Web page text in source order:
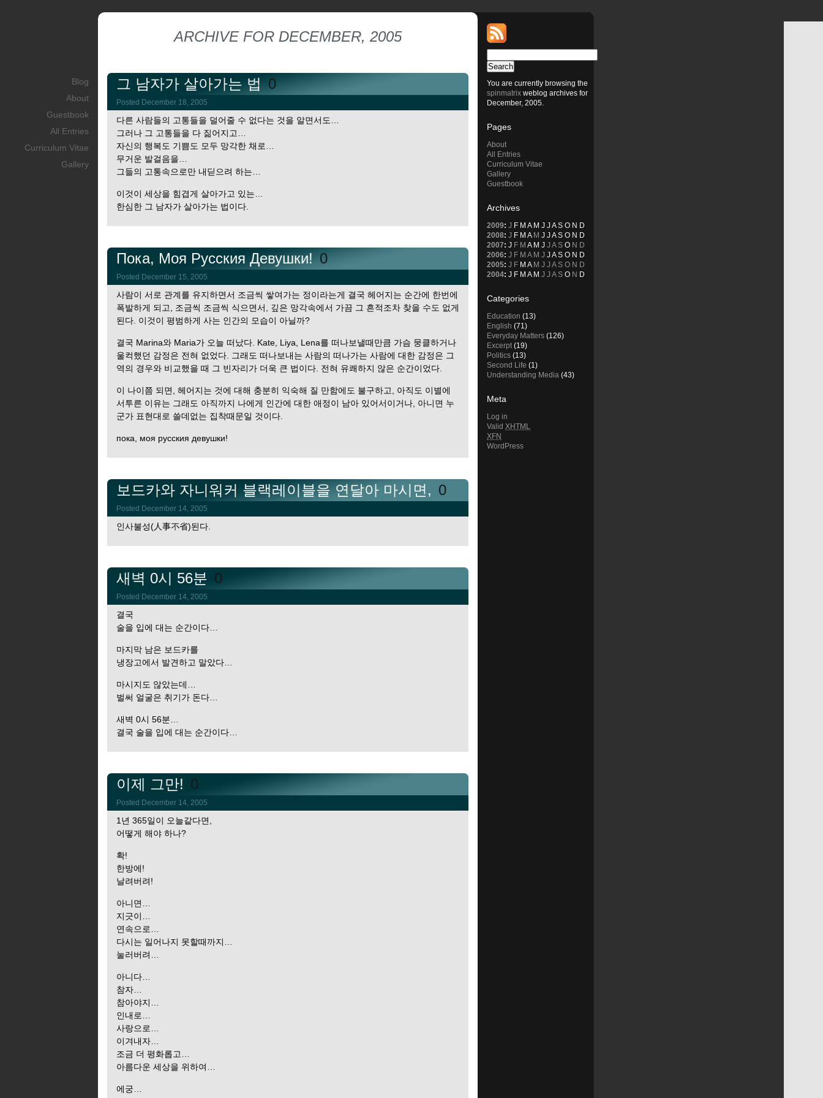
Blog
About
Guestbook
All Entries
Curriculum Vitae
Gallery
ARCHIVE FOR DECEMBER, 2005
그 남자가 살아가는 법 0
Posted December 18, 2005
다른 사람들의 고통들을 덜어줄 수 없다는 것을 알면서도…
그러나 그 고통들을 다 짊어지고…
자신의 행복도 기쁨도 모두 망각한 채로…
무거운 발걸음을…
그들의 고통속으로만 내딛으려 하는…
이것이 세상을 힘겹게 살아가고 있는…
한심한 그 남자가 살아가는 법이다.
Пока, Моя Русския Девушки! 0
Posted December 15, 2005
사람이 서로 관계를 유지하면서 조금씩 쌓여가는 정이라는게 결국 헤어지는 순간에 한번에
폭발하게 되고, 조금씩 조금씩 식으면서, 깊은 망각속에서 가끔 그 흔적조차 찾을 수도 없게
된다. 이것이 평범하게 사는 인간의 모습이 아닐까?
결국 Marina와 Maria가 오늘 떠났다. Kate, Liya, Lena를 떠나보낼때만큼 가슴 뭉클하거나
울컥했던 감정은 전혀 없었다. 그래도 떠나보내는 사람의 떠나가는 사람에 대한 감정은 그
역의 경우와 비교했을 때 그 빈자리가 더욱 큰 법이다. 전혀 유쾌하지 않은 순간이었다.
이 나이쯤 되면, 헤어지는 것에 대해 충분히 익숙해 질 만함에도 불구하고, 아직도 이별에
서투른 이유는 그래도 아직까지 나에게 인간에 대한 애정이 남아 있어서이거나, 아니면 누
군가 표현대로 쓸데없는 집착때문일 것이다.
пока, моя русския девушки!
보드카와 자니워커 블랙레이블을 연달아 마시면, 0
Posted December 14, 2005
인사불성(人事不省)된다.
새벽 0시 56분 0
Posted December 14, 2005
결국
술을 입에 대는 순간이다…
마지막 남은 보드카를
냉장고에서 발견하고 말았다…
마시지도 않았는데…
벌써 얼굴은 취기가 돈다…
새벽 0시 56분…
결국 술을 입에 대는 순간이다…
이제 그만! 0
Posted December 14, 2005
1년 365일이 오늘같다면,
어떻게 해야 하나?
확!
한방에!
날려버려!
아니면…
지긋이…
연속으로…
다시는 일어나지 못할때까지…
눌러버려…
아니다…
참자…
참아야지…
인내로…
사랑으로…
이겨내자…
조금 더 평화롭고…
아름다운 세상을 위하여…
에궁…
You are currently browsing the
spinmatrix weblog archives for
December, 2005.
Pages
About
All Entries
Curriculum Vitae
Gallery
Guestbook
Archives
2009: J F M A M J JA S O N D
2008: J F M A M J JA S O N D
2007: J F M A M J J A S O N D
2006: J F M A M J JA S O N D
2005: J F M A M J J A S O N D
2004: J F M A M J J A S O N D
Categories
Education (13)
English (71)
Everyday Matters (126)
Excerpt(19)
Politics (13)
Second Life (1)
Understanding Media (43)
Meta
Log in
Valid XHTML
XFN
WordPress